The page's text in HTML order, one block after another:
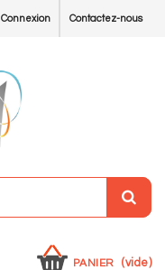
Contactez-nous
Connexion
PANIER (vide)